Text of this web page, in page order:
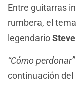
Entre guitarras
rumbera, el
legendario
“Cómo perdonar”
continuación